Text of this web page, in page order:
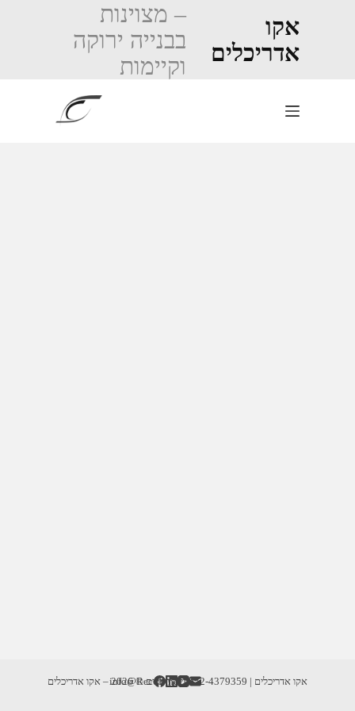
אקו
אדריכלים
– מצוינות
בבנייה ירוקה
וקיימות
אקו אדריכלים | info@RecoD.net | 052-4379359 זכויות יוצרים © 2026 – אקו אדריכלים